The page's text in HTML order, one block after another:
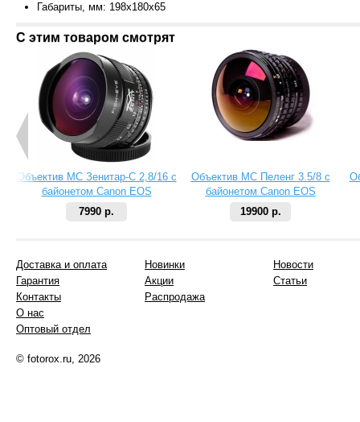
Габариты, мм: 198x180x65
С этим товаром смотрят
Объектив МС Зенитар-C 2,8/16 с
байонетом Canon EOS
7990 р.
Объектив МС Пеленг 3.5/8 с
байонетом Canon EOS
19900 р.
Доставка и оплата
Гарантия
Контакты
О нас
Оптовый отдел
Новинки
Акции
Распродажа
Новости
Статьи
© fotorox.ru, 2026